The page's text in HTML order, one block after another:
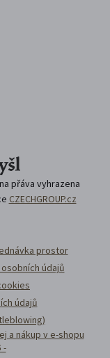
přáva vyhrazena
CZECHGROUP.cz
prostor
údajů
údajů
a nákup v e-shopu
-